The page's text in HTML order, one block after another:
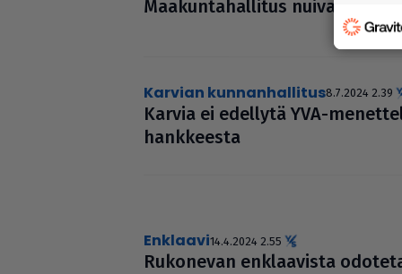
Maa­kun­ta­hal­li­tus nuiva
Karvian kunnanhallitus8.7.2024 2.39
Karvia ei edellytä YVA-
hank­keesta
enklaavi14.4.2024 2.55
Rukonevan enk­laa­vista